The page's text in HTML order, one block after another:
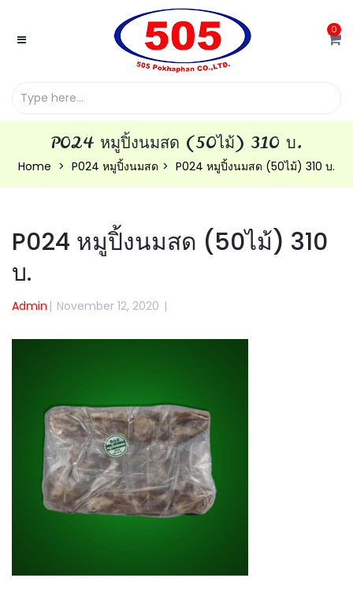
0
P024 หมูปิ้งนมสด (50ไม้) 310 บ.
Home P024 หมูปิ้งนมสด P024 หมูปิ้งนมสด (50ไม้) 310 บ.
P024 หมูปิ้งนมสด (50ไม้) 310
บ.
Admin | November 12, 2020 |